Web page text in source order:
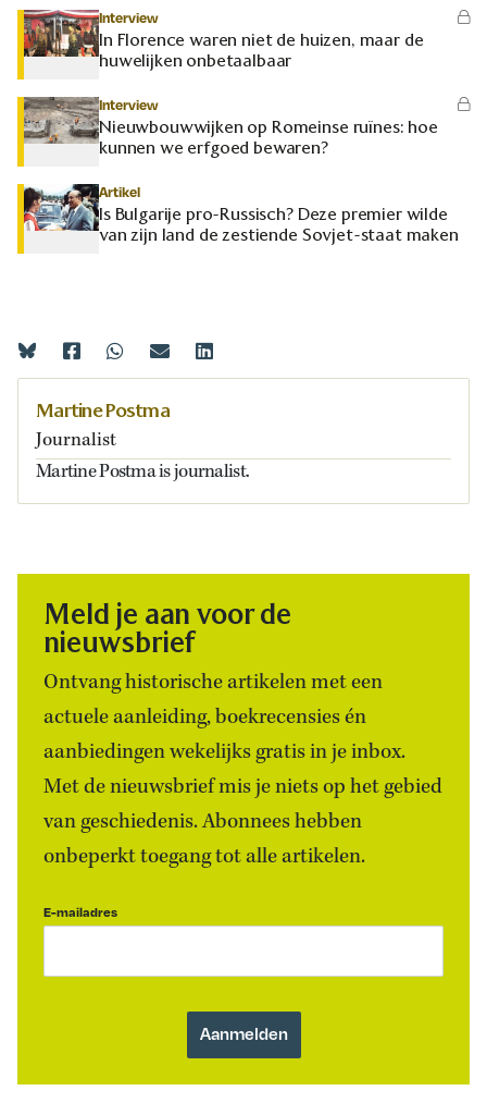
Interview
In Florence waren niet de huizen, maar de
huwelijken onbetaalbaar
Interview
Nieuwbouwwijken op Romeinse ruïnes: hoe
kunnen we erfgoed bewaren?
Artikel
Is Bulgarije pro-Russisch? Deze premier wilde
van zijn land de zestiende Sovjet-staat maken
Martine Postma
Journalist
Martine Postma is journalist.
Meld je aan voor de
nieuwsbrief
Ontvang historische artikelen met een
actuele aanleiding, boekrecensies én
aanbiedingen wekelijks gratis in je inbox.
Met de nieuwsbrief mis je niets op het gebied
van geschiedenis. Abonnees hebben
onbeperkt toegang tot alle artikelen.
E-mailadres